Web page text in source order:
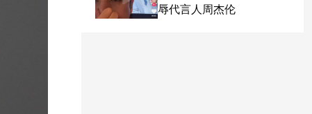
辱代言人周杰伦